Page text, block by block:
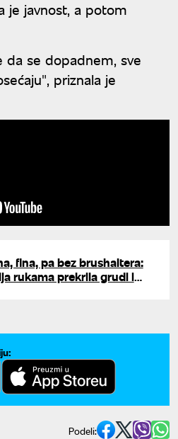
je javnost, a potom
da se dopadnem, sve
priznala je
fina, pa bez brushaltera:
rukama prekrila grudi i
Podeli: